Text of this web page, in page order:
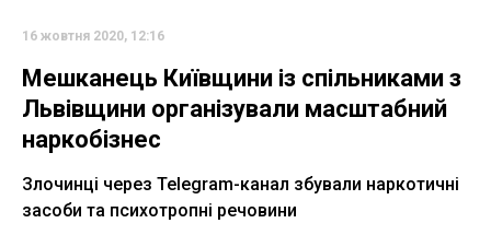
16 жовтня 2020, 12:16
Мешканець Київщини із спільниками з
Львівщини організували масштабний
наркобізнес
Злочинці через Telegram-канал збували наркотичні
засоби та психотропні речовини